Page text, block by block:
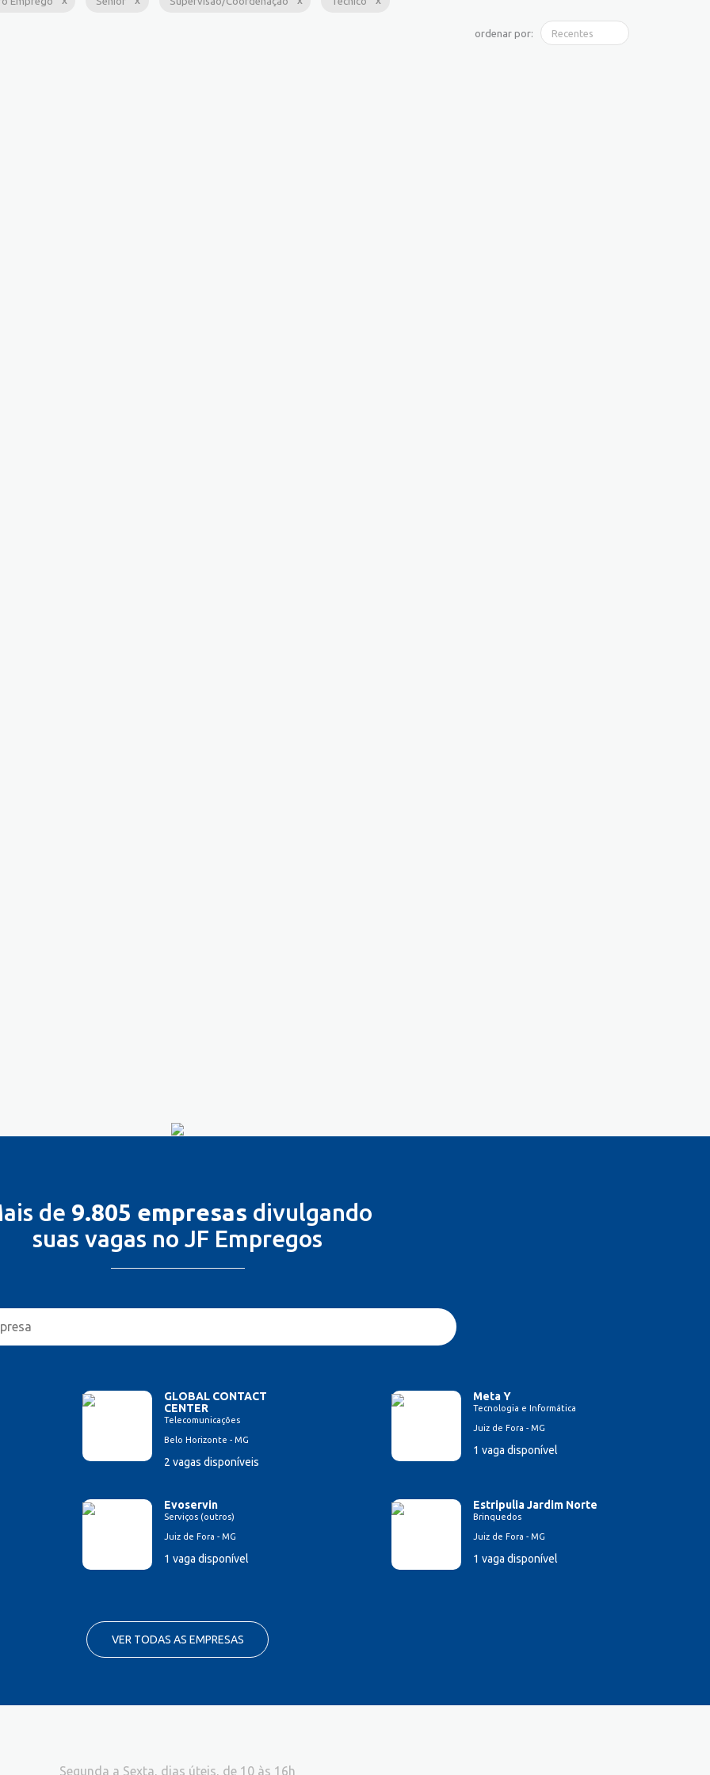
ordenar por:
de 9.805 empresas divulgando
suas vagas no JF Empregos
GLOBAL CONTACT
CENTER
Telecomunicações
Belo Horizonte - MG
2 vagas disponíveis
Meta Y
Tecnologia e Informática
Juiz de Fora - MG
1 vaga disponível
Evoservin
Serviços (outros)
Juiz de Fora - MG
1 vaga disponível
Estripulia Jardim Norte
Brinquedos
Juiz de Fora - MG
1 vaga disponível
VER TODAS AS EMPRESAS
Segunda a Sexta, dias úteis, de 10 às 16h